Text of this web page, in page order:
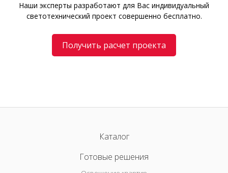
Наши эксперты разработают для Вас индивидуальный
светотехнический проект совершенно бесплатно.
Получить расчет проекта
Каталог
Готовые решения